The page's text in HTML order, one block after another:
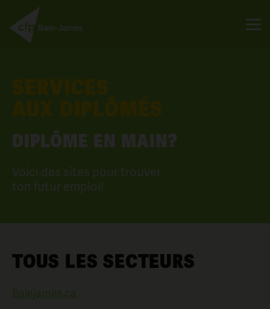
DIPLÔME EN MAIN?
Voici des sites pour trouver
ton futur emploi!
TOUS LES SECTEURS
Baiejames.ca